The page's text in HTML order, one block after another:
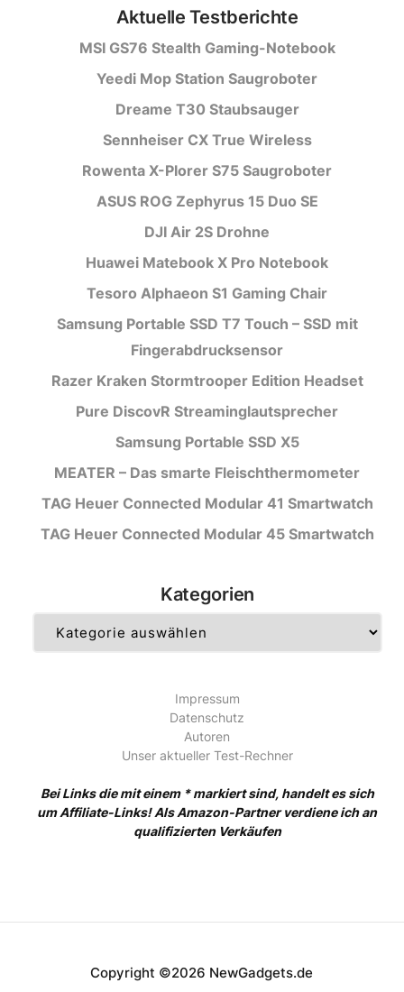
Aktuelle Testberichte
MSI GS76 Stealth Gaming-Notebook
Yeedi Mop Station Saugroboter
Dreame T30 Staubsauger
Sennheiser CX True Wireless
Rowenta X-Plorer S75 Saugroboter
ASUS ROG Zephyrus 15 Duo SE
DJI Air 2S Drohne
Huawei Matebook X Pro Notebook
Tesoro Alphaeon S1 Gaming Chair
Samsung Portable SSD T7 Touch – SSD mit
Fingerabdrucksensor
Razer Kraken Stormtrooper Edition Headset
Pure DiscovR Streaminglautsprecher
Samsung Portable SSD X5
MEATER – Das smarte Fleischthermometer
TAG Heuer Connected Modular 41 Smartwatch
TAG Heuer Connected Modular 45 Smartwatch
Kategorien
Impressum
Datenschutz
Autoren
Unser aktueller Test-Rechner
Bei Links die mit einem * markiert sind, handelt es sich
um Affiliate-Links! Als Amazon-Partner verdiene ich an
qualifizierten Verkäufen
Copyright ©2026 NewGadgets.de